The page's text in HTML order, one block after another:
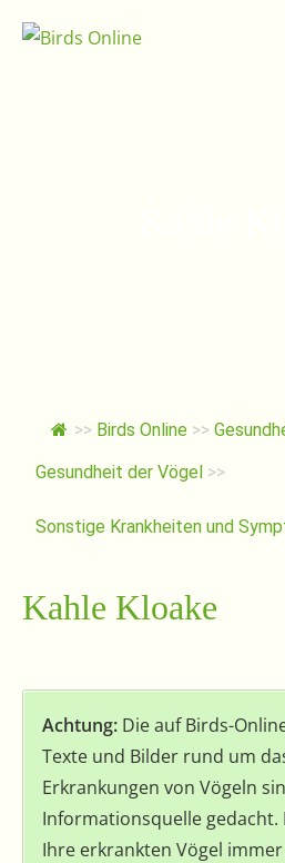
zum
>> Birds Online >>
Gesundheit der Vögel >>
Sonstige Krankheiten und
Kahle Kloake
Achtung: Die auf Birds-
Texte und Bilder rund um
Erkrankungen von Vögeln
Informationsquelle gedacht.
Ihre erkrankten Vögel